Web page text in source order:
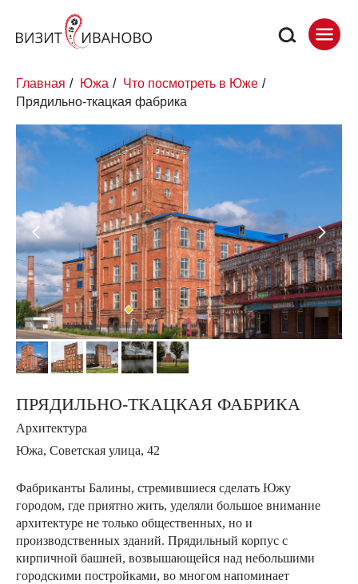
Главная / Южа / Что посмотреть в Юже /
Прядильно-ткацкая фабрика
ПРЯДИЛЬНО-ТКАЦКАЯ ФАБРИКА
Архитектура
Южа, Советская улица, 42
Фабриканты Балины, стремившиеся сделать Южу
городом, где приятно жить, уделяли большое внимание
архитектуре не только общественных, но и
производственных зданий. Прядильный корпус с
кирпичной башней, возвышающейся над небольшими
городскими постройками, во многом напоминает